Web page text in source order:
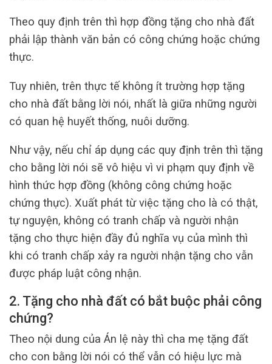
Theo quy định trên thì hợp đồng tặng cho nhà đất
phải lập thành văn bản có công chứng hoặc chứng
thực.
Tuy nhiên, trên thực tế không ít trường hợp tặng
cho nhà đất bằng lời nói, nhất là giữa những người
có quan hệ huyết thống, nuôi dưỡng.
Như vậy, nếu chỉ áp dụng các quy định trên thì tặng
cho bằng lời nói sẽ vô hiệu vì vi phạm quy định về
hình thức hợp đồng (không công chứng hoặc
chứng thực). Xuất phát từ việc tặng cho là có thật,
tự nguyện, không có tranh chấp và người nhận
tặng cho thực hiện đầy đủ nghĩa vụ của mình thì
khi có tranh chấp xảy ra người nhận tặng cho vẫn
được pháp luật công nhận.
2. Tặng cho nhà đất có bắt buộc phải công
chứng?
Theo nội dung của Án lệ này thì cha mẹ tặng đất
cho con bằng lời nói có thể vẫn có hiệu lực mà